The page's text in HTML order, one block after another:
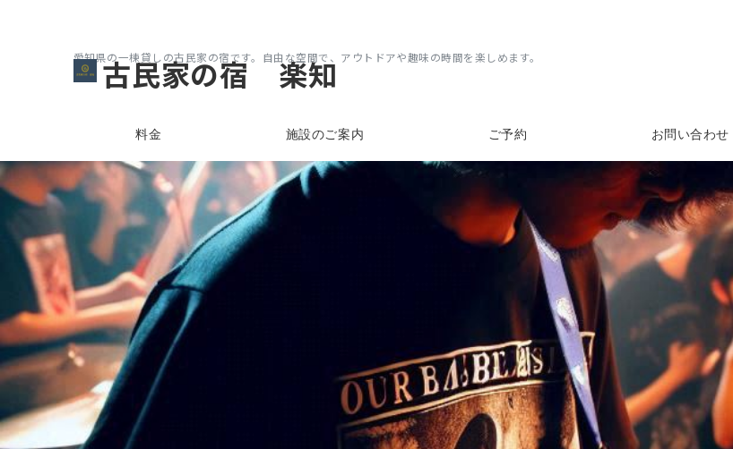
愛知県の一棟貸しの古民家の宿です。自由な空間で、アウトドアや趣味の時間を楽しめます。
古民家の宿 楽知
料金 施設のご案内 ご予約 お問い合わせ